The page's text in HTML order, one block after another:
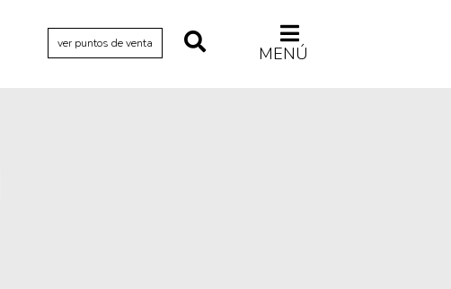
ver puntos de venta MENÚ